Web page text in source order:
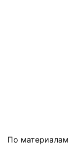
По материалам